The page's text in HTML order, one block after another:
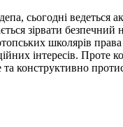
сьогодні ведеться
зірвати безпечний
школярів права
інтересів. Проте
конструктивно